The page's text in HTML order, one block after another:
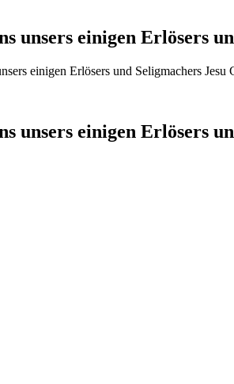
unsers einigen Erlösers
einigen Erlösers und Seligmachers Jesu
unsers einigen Erlösers